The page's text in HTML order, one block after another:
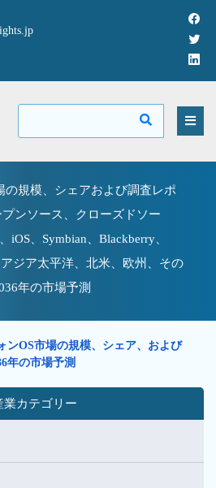
の規模、シェアおよび調査レポ
ンソース、クローズドソー
iOS、Symbian、Blackberry、
ジア太平洋、北米、欧州、その
年の市場予測
ンOS市場の規模、シェア、および
年の市場予測
業カテゴリー